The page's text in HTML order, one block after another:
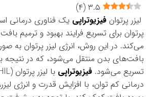
۳.۵ (۴)
لیزر پرتوان فیزیوتراپی یک فناوری درمانی
پرتوان برای تسریع فرایند بهبود و ترمیم
می‌کند. در این روش، انرژی لیزر پرتوان به
بافت‌های بدن منتقل می‌شود، که در نتیجه
تسریع می‌شود. فیزیوتراپی
درمانی کم توان، با افزایش قدرت و انرژی